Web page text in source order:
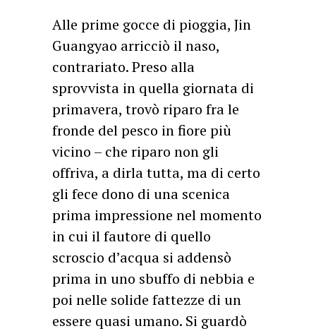
Alle prime gocce di pioggia, Jin
Guangyao arricciò il naso,
contrariato. Preso alla
sprovvista in quella giornata di
primavera, trovò riparo fra le
fronde del pesco in fiore più
vicino – che riparo non gli
offriva, a dirla tutta, ma di certo
gli fece dono di una scenica
prima impressione nel momento
in cui il fautore di quello
scroscio d’acqua si addensò
prima in uno sbuffo di nebbia e
poi nelle solide fattezze di un
essere quasi umano. Si guardò